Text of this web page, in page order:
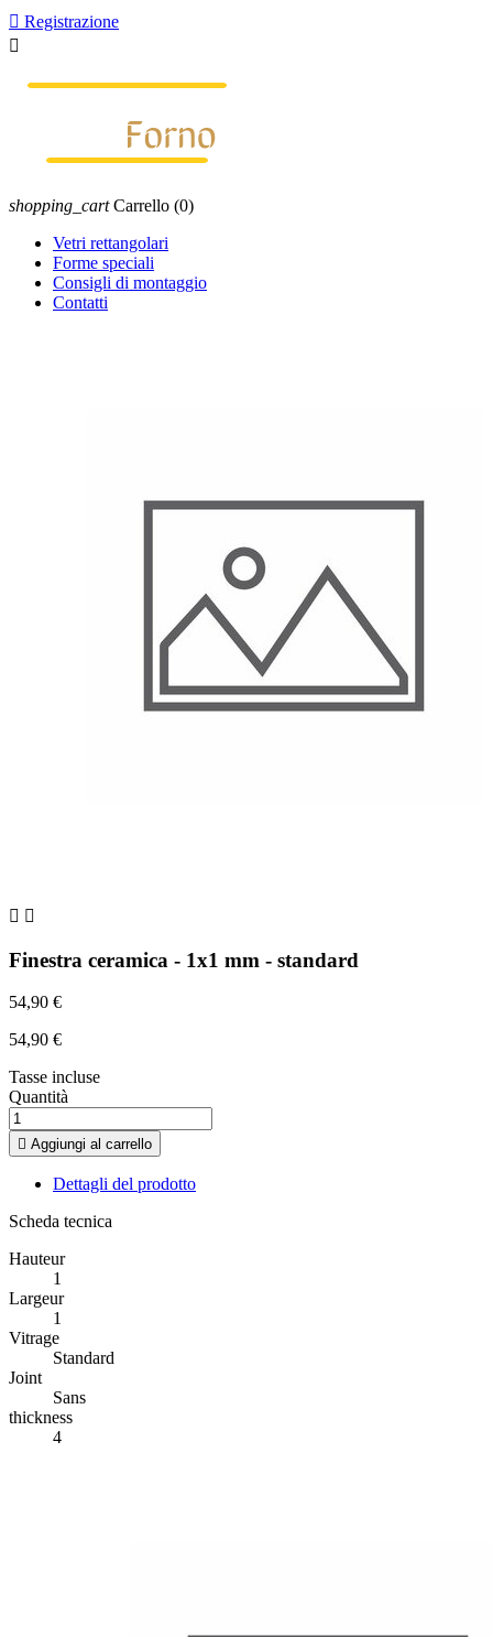
 Registrazione

shopping_cart Carrello (0)
Vetri rettangolari
Forme speciali
Consigli di montaggio
Contatti
 
Finestra ceramica - 1x1 mm - standard
54,90 €
54,90 €
Tasse incluse
Quantità
 Aggiungi al carrello
Dettagli del prodotto
Scheda tecnica
Hauteur
1
Largeur
1
Vitrage
Standard
Joint
Sans
thickness
4